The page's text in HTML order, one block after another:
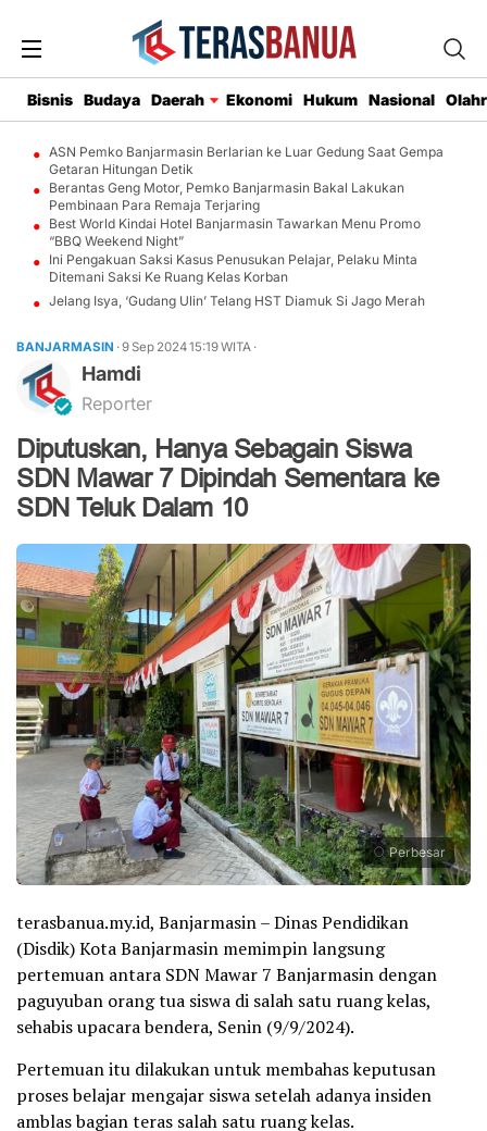
Bisnis Budaya Daerah Ekonomi Hukum Nasional
ASN Pemko Banjarmasin Berlarian ke Luar Gedung Saat Gempa
Getaran Hitungan Detik
Berantas Geng Motor, Pemko Banjarmasin Bakal Lakukan
Pembinaan Para Remaja Terjaring
Best World Kindai Hotel Banjarmasin Tawarkan Menu Promo
“BBQ Weekend Night”
Ini Pengakuan Saksi Kasus Penusukan Pelajar, Pelaku Minta
Ditemani Saksi Ke Ruang Kelas Korban
Jelang Isya, ‘Gudang Ulin’ Telang HST Diamuk Si Jago Merah
BANJARMASIN · 9 Sep 202415:19WITA ·
Hamdi
Reporter
Diputuskan, Hanya Sebagain Siswa
SDN Mawar 7 Dipindah Sementara ke
SDN Teluk Dalam 10
Perbesar
terasbanua.my.id, Banjarmasin – Dinas Pendidikan
(Disdik) Kota Banjarmasin memimpin langsung
pertemuan antara SDN Mawar 7 Banjarmasin dengan
paguyuban orang tua siswa di salah satu ruang kelas,
sehabis upacara bendera, Senin (9/9/2024).
Pertemuan itu dilakukan untuk membahas keputusan
proses belajar mengajar siswa setelah adanya insiden
amblas bagian teras salah satu ruang kelas.